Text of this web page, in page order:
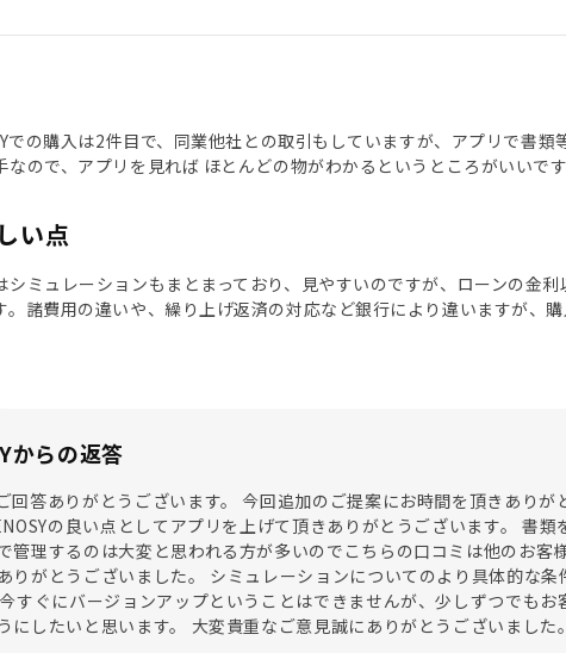
での購入は2件目で、同業他社との取引もしていますが、アプリで書
なので、アプリを見れば ほとんどの物がわかるというところがいいです
い点
シミュレーションもまとまっており、見やすいのですが、ローンの金
。諸費用の違いや、繰り上げ返済の対応など銀行により違いますが、
からの返答
回答ありがとうございます。 今回追加のご提案にお時間を頂きあり
の良い点としてアプリを上げて頂きありがとうございます。 書
管理するのは大変と思われる方が多いのでこちらの口コミは他のお客
りがとうございました。 シミュレーションについてのより具体的な
すぐにバージョンアップということはできませんが、少しずつでも
にしたいと思います。 大変貴重なご意見誠にありがとうございました。